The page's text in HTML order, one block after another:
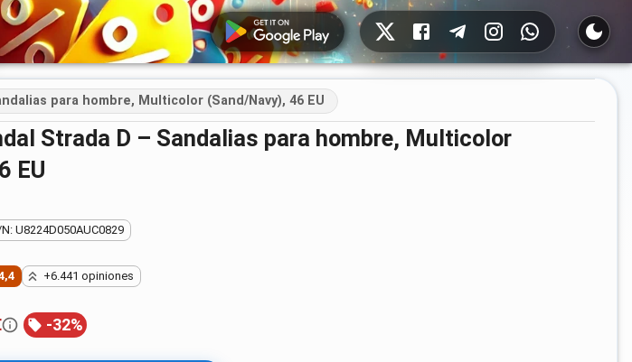
Redes sociales
para hombre, Multicolor (Sand/Navy), 46 EU
EU
U8224D050AUC0829
+6.441 opiniones
-32%